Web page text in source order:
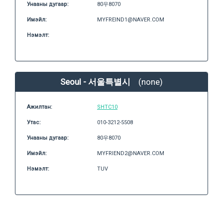
Унааны дугаар: 80우8070
Имэйл: MYFREIND1@NAVER.COM
Нэмэлт:
Seoul - 서울특별시 (none)
Ажилтан: SHTC10
Утас: 010-3212-5508
Унааны дугаар: 80우8070
Имэйл: MYFRIEND2@NAVER.COM
Нэмэлт: TUV